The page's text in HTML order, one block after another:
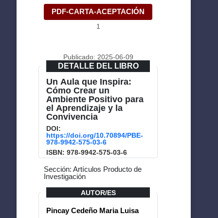
PDF-CARTA-ACEPTACIÓN
1
Publicado: 2025-06-09
DETALLE DEL LIBRO
Un Aula que Inspira:
Cómo Crear un
Ambiente Positivo para
el Aprendizaje y la
Convivencia
DOI:
https://doi.org/10.70894/PBE-
978-9942-575-03-6
ISBN: 978-9942-575-03-6
Sección: Artículos Producto de
Investigación
AUTOR/ES
Pincay Cedeño Maria Luisa